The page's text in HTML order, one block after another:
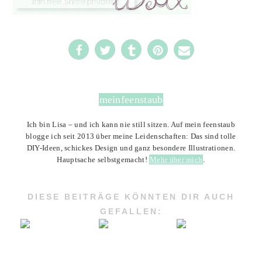
3
meinfeenstaub
Ich bin Lisa – und ich kann nie still sitzen. Auf mein feenstaub
blogge ich seit 2013 über meine Leidenschaften: Das sind tolle
DIY-Ideen, schickes Design und ganz besondere Illustrationen.
Hauptsache selbstgemacht! Mehr über mich .
DIESE BEITRÄGE KÖNNTEN DIR AUCH
GEFALLEN: